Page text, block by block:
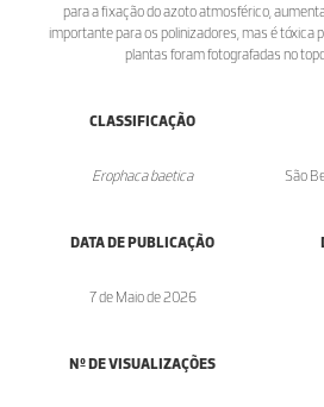
para a fixação do azoto atmosférico,
importante para os polinizadores, mas é tóxica
plantas foram fotografadas no
CLASSIFICAÇÃO
Erophaca baetica São
DATA DE PUBLICAÇÃO
7 de Maio de 2026
Nº DE VISUALIZAÇÕES